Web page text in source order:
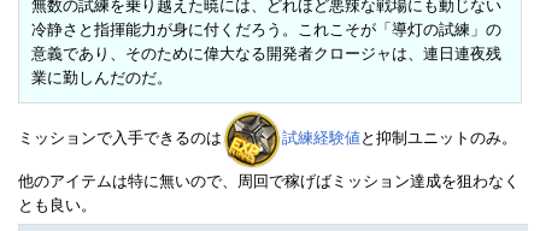
無数の試練を乗り越えた暁には、どれほど悪辣な戦場にも動じない
冷静さと指揮能力が身に付くだろう。これこそが「導灯の試練」の
意義であり、そのために偉大なる開発者クロージャは、連日連夜残
業に勤しんだのだ。
ミッションで入手できるのは 試練経験値と抑制ユニットのみ。
他のアイテムは特に無いので、周回で稼げばミッション達成を狙わなく
とも良い。